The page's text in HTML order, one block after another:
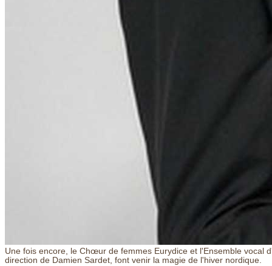
Une fois encore, le Chœur de femmes Eurydice et l'Ensemble vocal
direction de Damien Sardet, font venir la magie de l'hiver nordique.